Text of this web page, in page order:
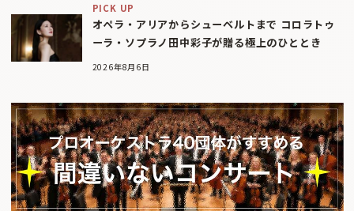
PICK UP
オペラ・アリアからシューベルトまで コロラトゥ
ーラ・ソプラノ田中彩子が贈る極上のひととき
2026年8月6日